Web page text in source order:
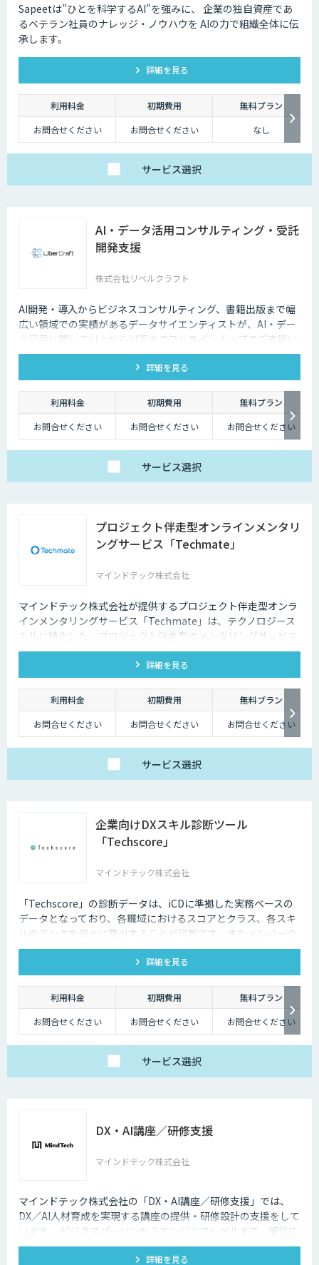
Sapeetは"ひとを科学するAI"を強みに、 企業の独自資産であ
るベテラン社員のナレッジ・ノウハウを AIの力で組織全体に伝
承します。
詳細を見る
利用料金 初期費用
無料プラン
お問合せください
お問合せください なし
サービス選択
AI・データ活用コンサルティング・受託
開発支援
株式会社リベルクラフト
AI開発・導入からビジネスコンサルティング、書籍出版まで幅
広い領域での実績があるデータサイエンティストが、AI・デー
タ活用に関して川上から川下までフルラインナップでご支援い
たします。
詳細を見る
利用料金 初期費用
無料プラン
お問合せください
お問合せください お問合せください
サービス選択
プロジェクト伴走型オンラインメンタリ
ングサービス「Techmate」
マインドテック株式会社
マインドテック株式会社が提供するプロジェクト伴走型オンラ
インメンタリングサービス「Techmate」は、テクノロジース
キルに特化した、プロジェクト伴走型のメンタリングサービス
です。DX・AIの内製化に向けて、経験豊富な各ジャンルのメン
ターが、貴社メンバーの個別具体的な課題に合わせて継続的に
アドバイス支援を行います。
詳細を見る
利用料金 初期費用
無料プラン
お問合せください
お問合せください お問合せください
サービス選択
企業向けDXスキル診断ツール
「Techscore」
マインドテック株式会社
「Techscore」の診断データは、iCDに準拠した実務ベースの
データとなっており、各職域におけるスコアとクラス、各スキ
ルのランクを個々に算出することが可能です。またメンバーの
スキル状態を確認することで必要な学習の選定やPJメンバーの
選定にもご活用いただけます。詳細を見る
利用料金 初期費用
無料プラン
お問合せください
お問合せください お問合せください
サービス選択
DX・AI講座／研修支援
マインドテック株式会社
マインドテック株式会社の「DX・AI講座／研修支援」では、
DX／AI人材育成を実現する講座の提供・研修設計の支援をして
います。 ビジネスパーソンからエンジニアレベルまで、幅位広
いラインナップの講座を取り揃えており、貴社の課題に合わせ
たオーダーメイド提案も可能です。
詳細を見る